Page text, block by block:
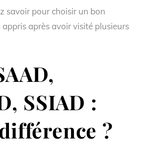
savoir pour choisir un bon
appris après avoir visité plusieurs
SSIAD :
?